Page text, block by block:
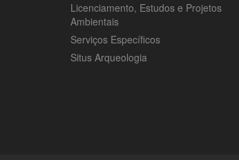
Licenciamento, Estudos e Projetos
Ambientais
Serviços Específicos
Situs Arqueologia